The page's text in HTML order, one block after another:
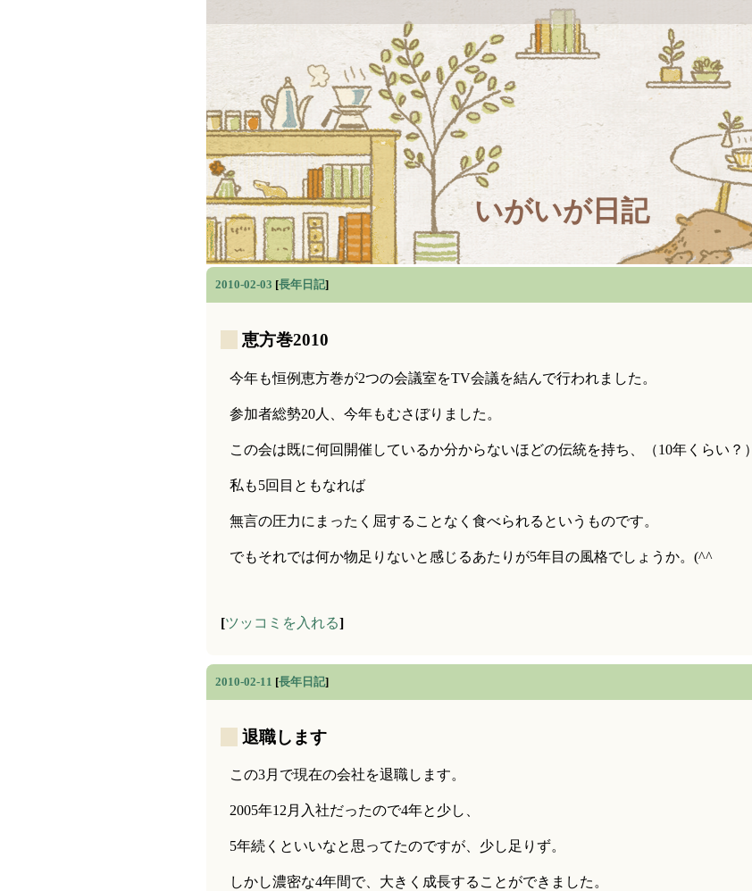
いがいが日記
2010-02-03 [長年日記]
恵方巻2010
今年も恒例恵方巻が2つの会議室をTV会議を結んで行われました。
参加者総勢20人、今年もむさぼりました。
この会は既に何回開催しているか分からないほどの伝統を持ち、（10年くらい？）
私も5回目ともなれば
無言の圧力にまったく屈することなく食べられるというものです。
でもそれでは何か物足りないと感じるあたりが5年目の風格でしょうか。(^^ゞ
[ツッコミを入れる]
2010-02-11 [長年日記]
退職します
この3月で現在の会社を退職します。
2005年12月入社だったので4年と少し、
5年続くといいなと思ってたのですが、少し足りず。
しかし濃密な4年間で、大きく成長することができました。